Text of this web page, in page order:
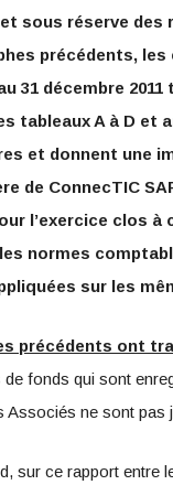
sous réserve des
précédents,
31 décembre 2011
tableaux A à D et
et donnent une
de ConnecTIC
l’exercice clos à
normes
sur les
précédents ont
fonds qui sont
Associés ne sont pas
sur ce rapport entre